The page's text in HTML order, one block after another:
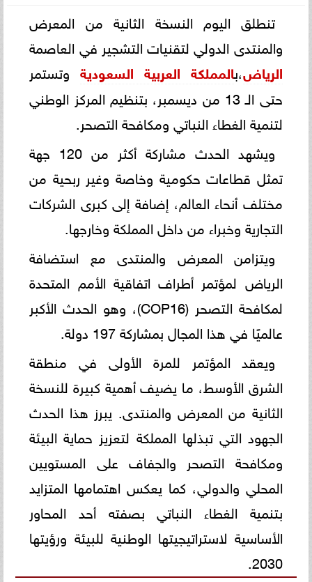
تنطلق اليوم النسخة الثانية من المعرض
والمنتدى الدولي لتقنيات التشجير في العاصمة
الرياض،بالمملكة العربية السعوديةوتستمر
حتى الـ 13 من ديسمبر، بتنظيم المركز الوطني
لتنمية الغطاء النباتي ومكافحة التصحر.
ويشهد الحدث مشاركة أكثر من 120 جهة
تمثل قطاعات حكومية وخاصة وغير ربحية من
مختلف أنحاء العالم، إضافة إلى كبرى الشركات
التجارية وخبراء من داخل المملكة وخارجها.
ويتزامن المعرض والمنتدى مع استضافة
الرياض لمؤتمر أطراف اتفاقية الأمم المتحدة
لمكافحة التصحر (COP16)، وهو الحدث الأكبر
عالميًا في هذا المجال بمشاركة 197 دولة.
ويعقد المؤتمر للمرة الأولى في منطقة
الشرق الأوسط، ما يضيف أهمية كبيرة للنسخة
الثانية من المعرض والمنتدى. يبرز هذا الحدث
الجهود التي تبذلها المملكة لتعزيز حماية البيئة
ومكافحة التصحر والجفاف على المستويين
المحلي والدولي، كما يعكس اهتمامها المتزايد
بتنمية الغطاء النباتي بصفته أحد المحاور
الأساسية لاستراتيجيتها الوطنية للبيئة ورؤيتها
2030.